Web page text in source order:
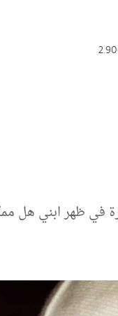
في ظهر ابني هل